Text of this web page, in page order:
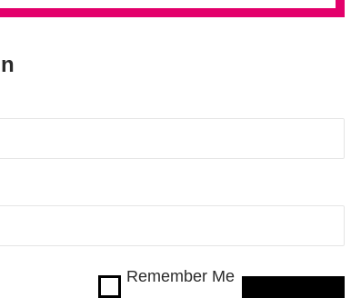
Remember Me